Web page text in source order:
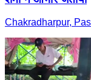
Chakradharpur,